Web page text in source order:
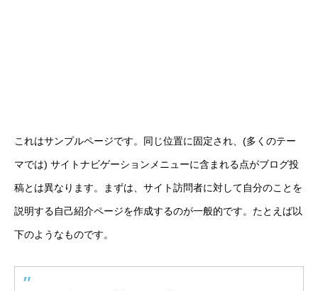
お知らせ
RECRUITMENT 採用を知る
これはサンプルページです。同じ位置に固定され、(多くのテー
マでは) サイトナビゲーションメニューに含まれる点がブログ投
稿とは異なります。まずは、サイト訪問者に対して自分のことを
説明する自己紹介ページを作成するのが一般的です。たとえば以
下のようなものです。